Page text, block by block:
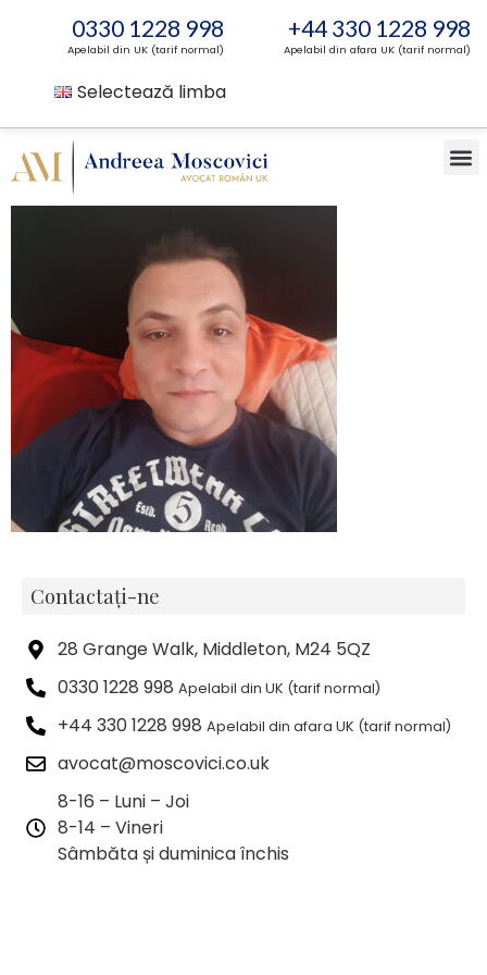
0330 1228 998
Apelabil din UK (tarif normal)
+44 330 1228 998
Apelabil din afara UK (tarif normal)
Selectează limba
Contactați-ne
28 Grange Walk, Middleton, M24 5QZ
0330 1228 998 Apelabil din UK (tarif normal)
+44 330 1228 998 Apelabil din afara UK (tarif normal)
avocat@moscovici.co.uk
8-16 – Luni – Joi
8-14 – Vineri
Sâmbăta și duminica închis